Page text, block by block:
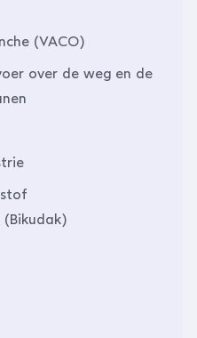
(VACO)
over de weg en de
(Bikudak)